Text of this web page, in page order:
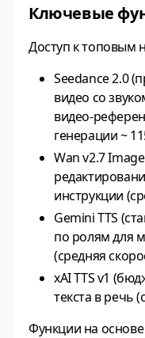
Ключевые
Доступ к топовым
Seedance 2.0
видео со
генерации ~
Wan v2.7
инструкции
Gemini TTS
по ролям для
(средняя
xAI TTS v1
текста в речь
Функции на